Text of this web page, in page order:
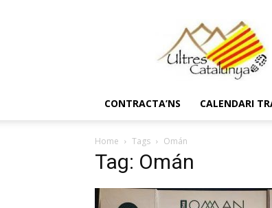
CONTRACTA’NS CALENDARI
Home Tags Omán
Tag: Omán